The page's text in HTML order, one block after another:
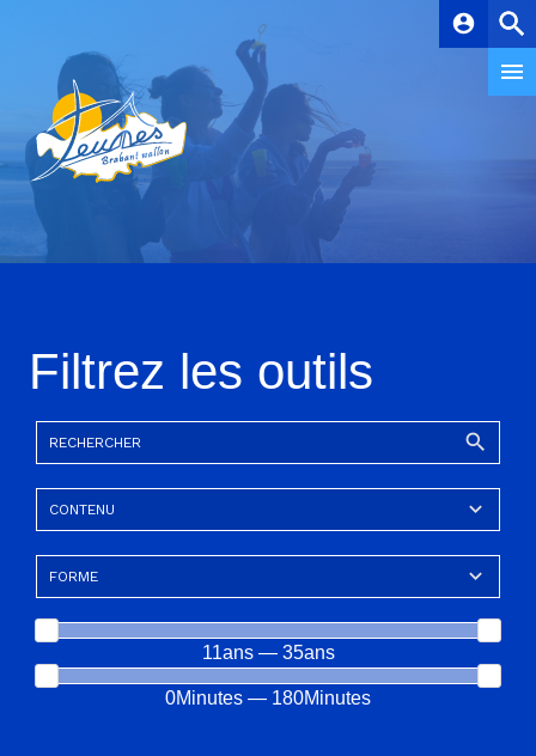
account_circle
Filtrez les outils
11ans — 35ans
0Minutes — 180Minutes